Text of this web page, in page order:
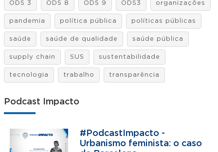
ODS 3 ODS 8 ODS 9 ODS3 organizações
pandemia política pública políticas públicas
saúde saúde de qualidade saúde pública
supply chain SUS sustentabilidade
tecnologia trabalho transparência
Podcast Impacto
#PodcastImpacto -
Urbanismo feminista: o caso